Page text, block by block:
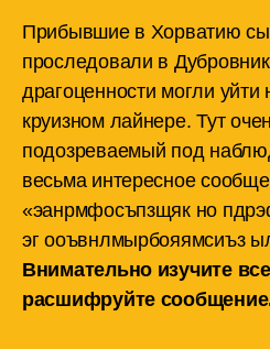
Прибывшие в Хорватию
проследовали в
драгоценности могли
круизном лайнере. Тут
подозреваемый под
весьма интересное
«эанрмфосъпзщяк но
эг ооъвнлмырбояямсиъз
Внимательно изучите
расшифруйте